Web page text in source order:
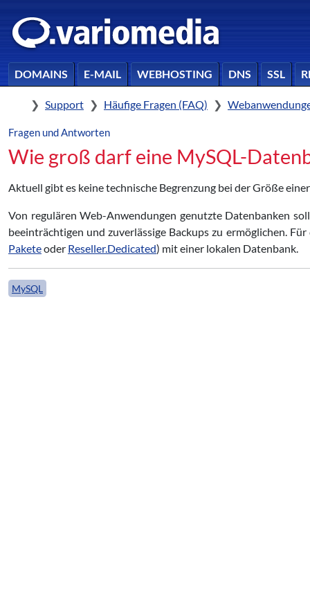
DOMAINS E-MAIL WEBHOSTING DNS SSL
HomeSupport Häufige Fragen (FAQ)
Fragen und Antworten
Wie groß darf eine MySQL-
Aktuell gibt es keine technische Begrenzung bei der Größe
Von regulären Web-Anwendungen genutzte Datenbanken
beeinträchtigen und zuverlässige Backups zu ermöglichen.
Paketeoder Reseller.Dedicated) mit einer lokalen Datenbank.
MySQL